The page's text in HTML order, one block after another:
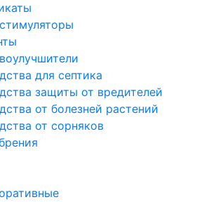
для септика
защиты от вредителей
от болезней растений
от сорняков